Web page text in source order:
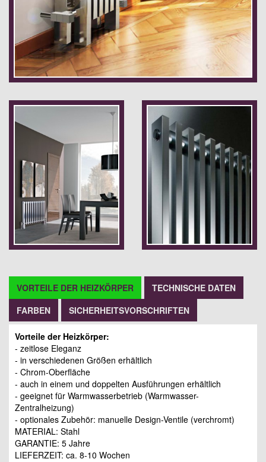
VORTEILE DER HEIZKÖRPER
TECHNISCHE DATEN
FARBEN
SICHERHEITSVORSCHRIFTEN
Vorteile der Heizkörper:
- zeitlose Eleganz
- in verschiedenen Größen erhältlich
- Chrom-Oberfläche
- auch in einem und doppelten Ausführungen erhältlich
- geeignet für Warmwasserbetrieb (Warmwasser-
Zentralheizung)
- optionales Zubehör: manuelle Design-Ventile (verchromt)
MATERIAL: Stahl
GARANTIE: 5 Jahre
LIEFERZEIT: ca. 8-10 Wochen